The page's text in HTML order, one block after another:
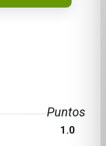
Puntos
1.0